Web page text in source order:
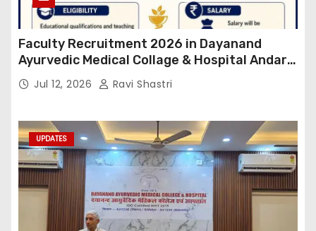
Faculty Recruitment 2026 in Dayanand
Ayurvedic Medical Collage & Hospital Andar
Road ,Siwan
Jul 12, 2026 Ravi Shastri
UPDATES